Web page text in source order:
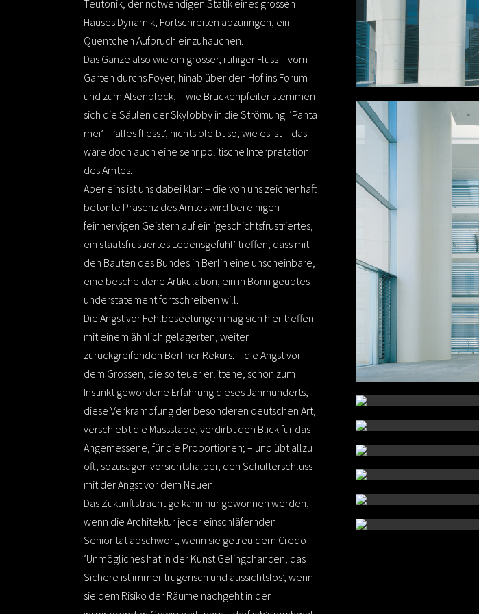
Teutonik, der notwendigen Statik eines grossen
Hauses Dynamik, Fortschreiten abzuringen, ein
Quentchen Aufbruch einzuhauchen.
Das Ganze also wie ein grosser, ruhiger Fluss – vom
Garten durchs Foyer, hinab über den Hof ins Forum
und zum Alsenblock, – wie Brückenpfeiler stemmen
sich die Säulen der Skylobby in die Strömung. ‘Panta
rhei’ – ‘alles fliesst’, nichts bleibt so, wie es ist – das
wäre doch auch eine sehr politische Interpretation
des Amtes.
Aber eins ist uns dabei klar: – die von uns zeichenhaft
betonte Präsenz des Amtes wird bei einigen
feinnervigen Geistern auf ein ‘geschichtsfrustriertes,
ein staatsfrustiertes Lebensgefühl’ treffen, dass mit
den Bauten des Bundes in Berlin eine unscheinbare,
eine bescheidene Artikulation, ein in Bonn geübtes
understatement fortschreiben will.
Die Angst vor Fehlbeseelungen mag sich hier treffen
mit einem ähnlich gelagerten, weiter
zurückgreifenden Berliner Rekurs: – die Angst vor
dem Grossen, die so teuer erlittene, schon zum
Instinkt gewordene Erfahrung dieses Jahrhunderts,
diese Verkrampfung der besonderen deutschen Art,
verschiebt die Massstäbe, verdirbt den Blick für das
Angemessene, für die Proportionen; – und übt allzu
oft, sozusagen vorsichtshalber, den Schulterschluss
mit der Angst vor dem Neuen.
Das Zukunftsträchtige kann nur gewonnen werden,
wenn die Architektur jeder einschläfernden
Seniorität abschwört, wenn sie getreu dem Credo
‘Unmögliches hat in der Kunst Gelingchancen, das
Sichere ist immer trügerisch und aussichtslos’, wenn
sie dem Risiko der Räume nachgeht in der